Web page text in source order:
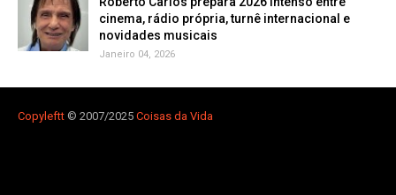
cinema, rádio própria, turnê internacional e
novidades musicais
Janeiro 04, 2026
Copyleftt © 2007/2025 Coisas da Vida